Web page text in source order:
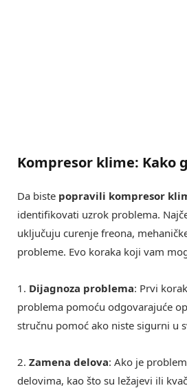
Kompresor klime: Kako
Da biste popravili kompresor
identifikovati uzrok problema.
uključuju curenje freona,
probleme. Evo koraka koji vam
1. Dijagnoza problema: Prvi
problema pomoću odgovarajuće
stručnu pomoć ako niste sigurni u
2. Zamena delova: Ako je
delovima, kao što su ležajevi ili